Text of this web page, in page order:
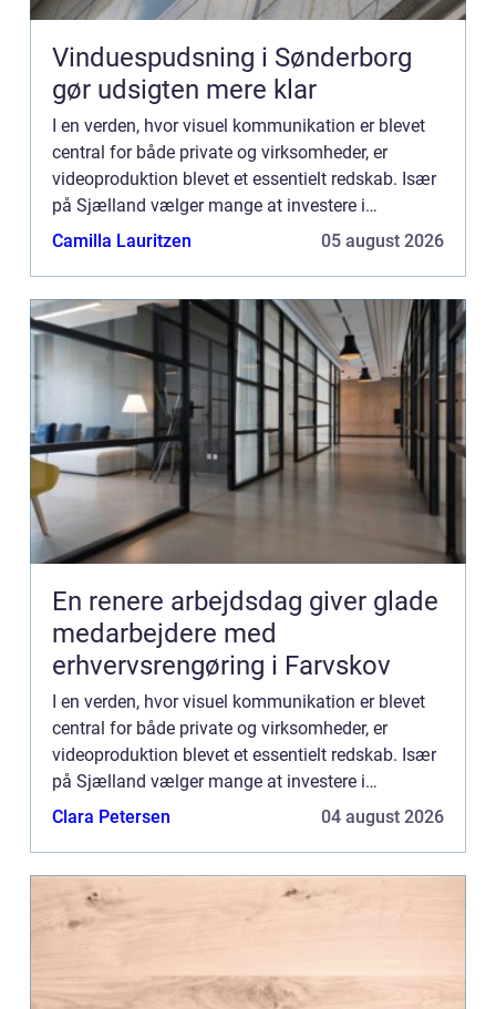
Vinduespudsning i Sønderborg
gør udsigten mere klar
I en verden, hvor visuel kommunikation er blevet
central for både private og virksomheder, er
videoproduktion blevet et essentielt redskab. Især
på Sjælland vælger mange at investere i
professionelle videoproduktioner fo...
Camilla Lauritzen 05 august 2026
En renere arbejdsdag giver glade
medarbejdere med
erhvervsrengøring i Farvskov
I en verden, hvor visuel kommunikation er blevet
central for både private og virksomheder, er
videoproduktion blevet et essentielt redskab. Især
på Sjælland vælger mange at investere i
professionelle videoproduktioner fo...
Clara Petersen 04 august 2026